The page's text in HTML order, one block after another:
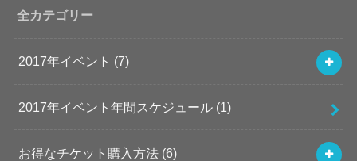
全カテゴリー
2017年イベント (7)
2017年イベント年間スケジュール (1)
お得なチケット購入方法 (6)